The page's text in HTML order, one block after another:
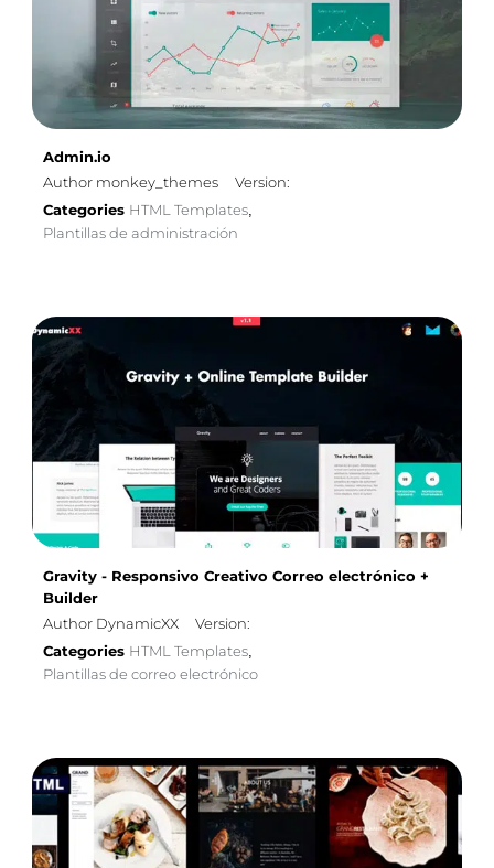
Admin.io
Author monkey_themes
Version:
Categories HTML Templates,
Plantillas de administración
Gravity - Responsivo Creativo Correo electrónico +
Builder
Author DynamicXX
Version:
Categories HTML Templates,
Plantillas de correo electrónico